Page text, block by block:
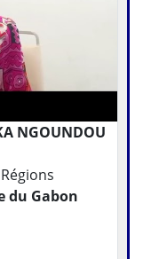
NGOUNDOU
du Gabon